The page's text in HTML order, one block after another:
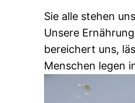
Sie alle stehen
Unsere
bereichert uns,
Menschen legen